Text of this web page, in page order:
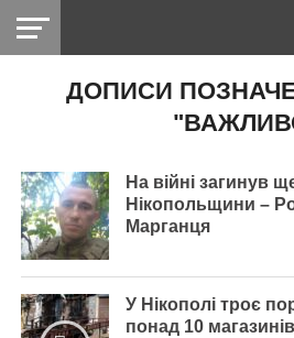
НІКОПОЛЬ
РАДІО
ДОПИСИ
На війні загинув
Нікопольщини –
Марганця
У Нікополі троє
понад 10